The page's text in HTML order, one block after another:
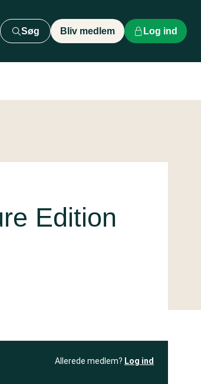
Søg Bliv medlem Log ind
Edition
Allerede medlem? Log ind